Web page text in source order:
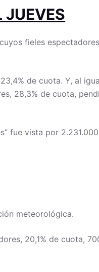
JUEVES
fieles
de cuota. Y, al
28,3% de cuota,
fue vista por
meteorológica.
20,1% de cuota,